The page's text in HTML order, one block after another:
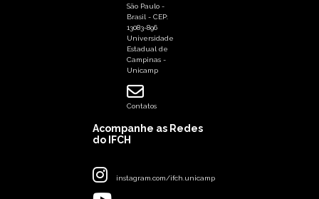
São Paulo -
Brasil - CEP:
13083-896
Universidade
Estadual de
Campinas -
Unicamp
Contatos
Acompanhe as Redes
do IFCH
instagram.com/ifch.unicamp